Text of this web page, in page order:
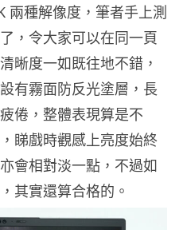
兩種解像度，筆者手上測
，令大家可以在同一頁
晰度一如既往地不錯，
有霧面防反光塗層，長
倦，整體表現算是不
睇戲時觀感上亮度始終
會相對淡一點，不過如
其實還算合格的。